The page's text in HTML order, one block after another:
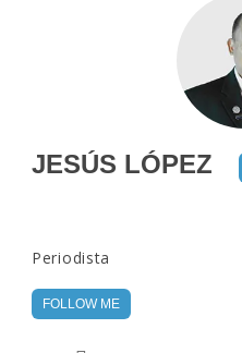
JESÚS LÓPEZ
Periodista
FOLLOW ME